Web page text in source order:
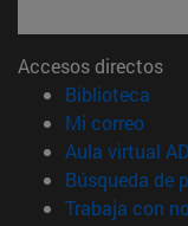
Accesos directos
Biblioteca
Mi correo
Aula virtual
Búsqueda de
Trabaja con